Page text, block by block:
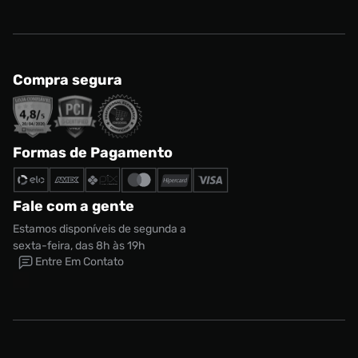
CONTINUAR COMPRANDO
Tênis Air Jordan 1 Low Bg Infantil
Compra segura
Formas de Pagamento
Fale com a gente
Estamos disponíveis de segunda a
sexta-feira, das 8h às 19h
Entre Em Contato